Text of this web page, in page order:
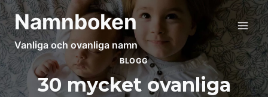
Skip
to
content
Namnboken
Vanliga och ovanliga namn
BLOGG
30 mycket ovanliga